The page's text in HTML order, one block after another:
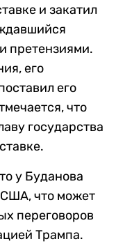
и закатил
претензиями.
его
его
что
государства
у Буданова
что может
переговоров
Трампа.